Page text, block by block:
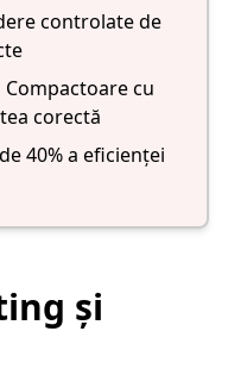
controlate de
Compactoare cu
corectă
40% a eficienței
și